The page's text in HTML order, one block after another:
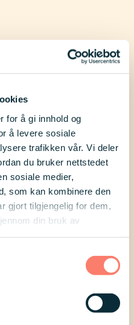
for å gi innhold og
å levere sosiale
trafikken vår. Vi deler
du bruker nettstedet
sosiale medier,
som kan kombinere den
gjort tilgjengelig for dem,
din bruk av